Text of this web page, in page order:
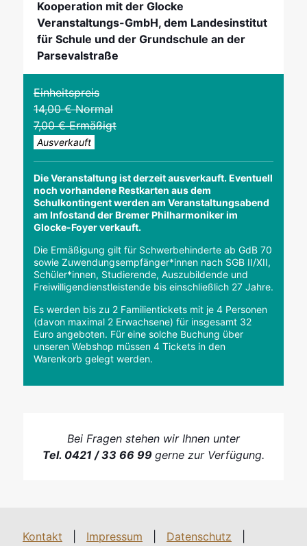
Kooperation mit der Glocke
Veranstaltungs-GmbH, dem Landesinstitut
für Schule und der Grundschule an der
Parsevalstraße
Einheitspreis
14,00 € Normal
7,00 € Ermäßigt
Ausverkauft
Die Veranstaltung ist derzeit ausverkauft. Eventuell
noch vorhandene Restkarten aus dem
Schulkontingent werden am Veranstaltungsabend
am Infostand der Bremer Philharmoniker im
Glocke-Foyer verkauft.
Die Ermäßigung gilt für Schwerbehinderte ab GdB 70
sowie Zuwendungsempfänger*innen nach SGB II/XII,
Schüler*innen, Studierende, Auszubildende und
Freiwilligendienstleistende bis einschließlich 27 Jahre.
Es werden bis zu 2 Familientickets mit je 4 Personen
(davon maximal 2 Erwachsene) für insgesamt 32
Euro angeboten. Für eine solche Buchung über
unseren Webshop müssen 4 Tickets in den
Warenkorb gelegt werden.
Bei Fragen stehen wir Ihnen unter
Tel. 0421 / 33 66 99 gerne zur Verfügung.
Kontakt Impressum Datenschutz